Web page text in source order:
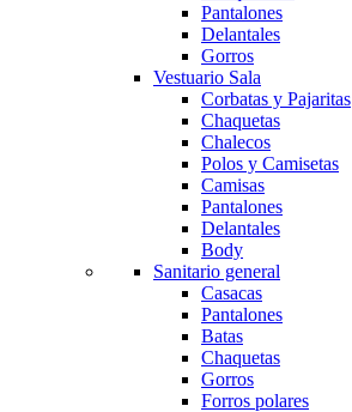
Pantalones
Delantales
Gorros
Vestuario Sala
Corbatas y Pajaritas
Chaquetas
Chalecos
Polos y Camisetas
Camisas
Pantalones
Delantales
Body
Sanitario general
Casacas
Pantalones
Batas
Chaquetas
Gorros
Forros polares